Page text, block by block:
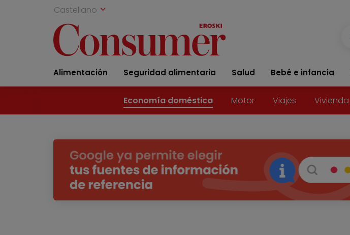
Castellano
Alimentación Seguridad alimentaria Salud Bebé e infancia
Economía doméstica Motor Viajes Vivienda